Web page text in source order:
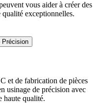
vous aider à créer des
exceptionnelles.
Précision
et de fabrication de pièces
usinage de précision avec
haute qualité.